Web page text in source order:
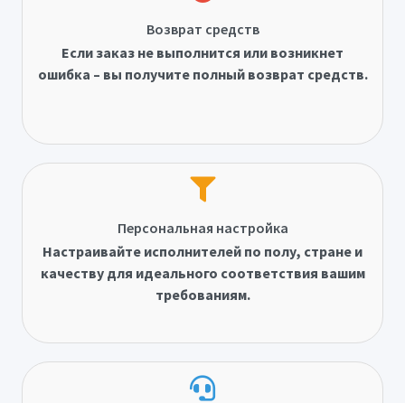
Возврат средств
Если заказ не выполнится или возникнет
ошибка – вы получите полный возврат средств.
Персональная настройка
Настраивайте исполнителей по полу, стране и
качеству для идеального соответствия вашим
требованиям.